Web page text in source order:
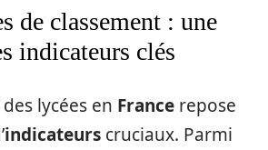
de classement : une
indicateurs clés
des lycées en France repose
indicateurs cruciaux. Parmi